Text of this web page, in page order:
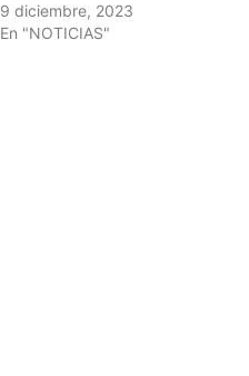
9 diciembre, 2023
En "NOTICIAS"